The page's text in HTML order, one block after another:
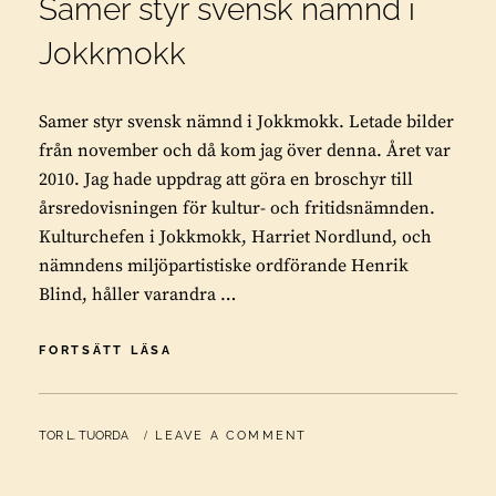
Samer styr svensk nämnd i
Jokkmokk
Samer styr svensk nämnd i Jokkmokk. Letade bilder
från november och då kom jag över denna. Året var
2010. Jag hade uppdrag att göra en broschyr till
årsredovisningen för kultur- och fritidsnämnden.
Kulturchefen i Jokkmokk, Harriet Nordlund, och
nämndens miljöpartistiske ordförande Henrik
Blind, håller varandra …
FORTSÄTT LÄSA
SVENSK
I
BY
TOR L. TUORDA LEAVE A COMMENT